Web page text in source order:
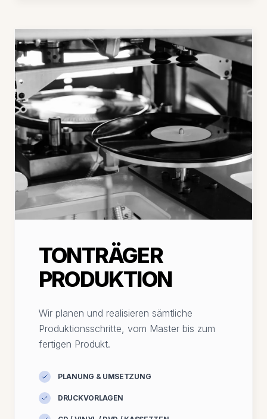
TONTRÄGER
PRODUKTION
Wir planen und realisieren sämtliche
Produktionsschritte, vom Master bis zum
fertigen Produkt.
PLANUNG & UMSETZUNG
DRUCKVORLAGEN